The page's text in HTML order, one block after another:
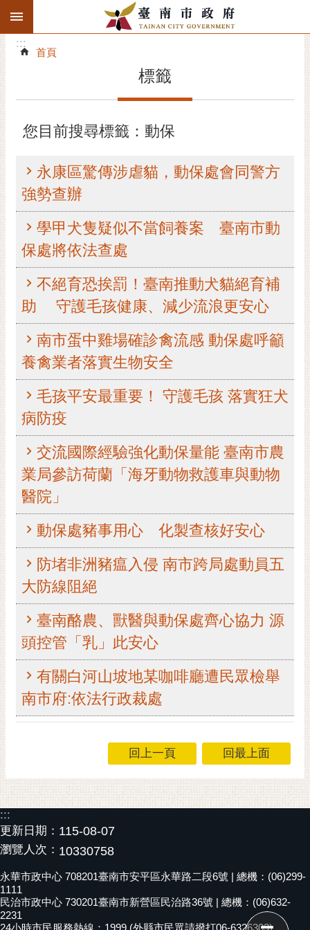
跳到主要內容區塊
搜
階
精彩府城
市府團隊
主題服務
市政資訊
市民互動
黃
哲
花
泉
花
祭
訂
RSS
訂
電
報
信
箱
English
日
本
語
隱
:::
:::
首頁
標籤
您目前搜尋標籤：動保
永康區驚傳涉虐貓，動保處會同警方
強勢查辦
學甲犬隻疑似不當飼養案 臺南市動
保處將依法查處
不絕育恐挨罰！臺南推動犬貓絕育補
助 守護毛孩健康、減少流浪更安心
南市蛋中雞場確診禽流感 動保處呼籲
養禽業者落實生物安全
毛孩平安最重要！ 守護毛孩 落實狂犬
病防疫
交流國際經驗強化動保量能 臺南市農
業局參訪荷蘭「海牙動物救護車與動物
醫院」
動保處豬事用心 化製查核好安心
防堵非洲豬瘟入侵 南市跨局處動員五
大防線阻絕
臺南酪農、獸醫與動保處齊心協力 源
頭控管「乳」此安心
有關白河山坡地某咖啡廳遭民眾檢舉
南市府:依法行政裁處
回上一頁 回最上面
:::
更新日期： 115-08-07
瀏覽人次： 10330758
永華市政中心 708201臺南市安平區永華路二段6號 | 總機：(06)299-
1111
民治市政中心 730201臺南市新營區民治路36號 | 總機：(06)632-
2231
24小時市民服務熱線：1999 (外縣市民眾請撥打06-6326303)